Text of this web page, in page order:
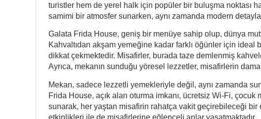
turistler hem de yerel halk için popüler bir buluşma noktası
samimi bir atmosfer sunarken, aynı zamanda modern
Galata Frida House, geniş bir menüye sahip olup, dünya
Kahvaltıdan akşam yemeğine kadar farklı öğünler için
dikkat çekmektedir. Misafirler, burada taze demlenmiş
Ayrıca, mekanın sunduğu yöresel lezzetler, misafirlerin
Mekan, sadece lezzetli yemekleriyle değil, aynı zamanda
Frida House, açık alan oturma imkanı, ücretsiz Wi-Fi,
sunarak, her yaştan misafirin rahatça vakit geçirebileceği bir
etkinlikleri ile de misafirlerine eğlenceli anlar yaşatmaktadır.